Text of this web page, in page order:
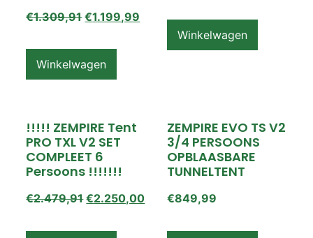
€1.309,91 €1.199,99
Winkelwagen
Winkelwagen
!!!!! ZEMPIRE Tent
PRO TXL V2 SET
COMPLEET 6
Persoons !!!!!!!
€2.479,91 €2.250,00
ZEMPIRE EVO TS V2
3/4 PERSOONS
OPBLAASBARE
TUNNELTENT
€849,99